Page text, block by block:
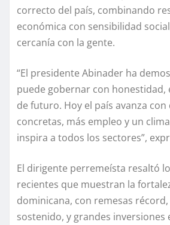
correcto del país, combinando
económica con sensibilidad
cercanía con la gente.
“El presidente Abinader ha
puede gobernar con honestidad,
de futuro. Hoy el país avanza
concretas, más empleo y un
inspira a todos los sectores”,
El dirigente perremeísta resaltó
recientes que muestran la
dominicana, con remesas
sostenido, y grandes inversiones